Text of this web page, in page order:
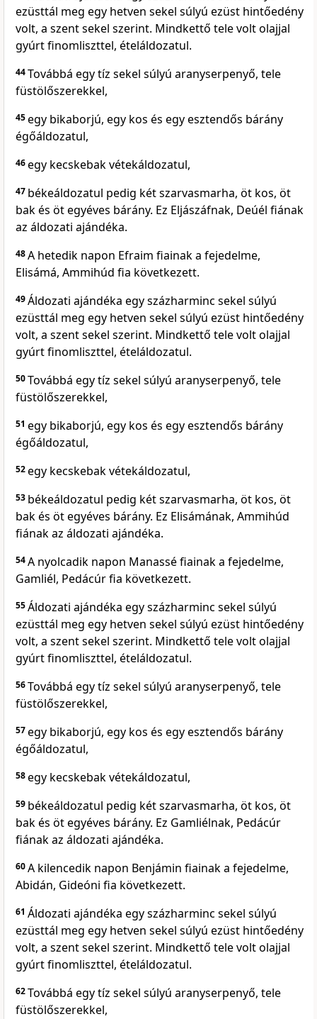
ezüsttál meg egy hetven sekel súlyú ezüst hintőedény
volt, a szent sekel szerint. Mindkettő tele volt olajjal
gyúrt finomliszttel, ételáldozatul.
44Továbbá egy tíz sekel súlyú aranyserpenyő, tele
füstölőszerekkel,
45egy bikaborjú, egy kos és egy esztendős bárány
égőáldozatul,
46egy kecskebak vétekáldozatul,
47 békeáldozatul pedig két szarvasmarha, öt kos, öt
bak és öt egyéves bárány. Ez Eljászáfnak, Deúél fiának
az áldozati ajándéka.
48A hetedik napon Efraim fiainak a fejedelme,
Elisámá, Ammihúd fia következett.
49Áldozati ajándéka egy százharminc sekel súlyú
ezüsttál meg egy hetven sekel súlyú ezüst hintőedény
volt, a szent sekel szerint. Mindkettő tele volt olajjal
gyúrt finomliszttel, ételáldozatul.
50Továbbá egy tíz sekel súlyú aranyserpenyő, tele
füstölőszerekkel,
51 egy bikaborjú, egy kos és egy esztendős bárány
égőáldozatul,
52egy kecskebak vétekáldozatul,
53 békeáldozatul pedig két szarvasmarha, öt kos, öt
bak és öt egyéves bárány. Ez Elisámának, Ammihúd
fiának az áldozati ajándéka.
54A nyolcadik napon Manassé fiainak a fejedelme,
Gamliél, Pedácúr fia következett.
55Áldozati ajándéka egy százharminc sekel súlyú
ezüsttál meg egy hetven sekel súlyú ezüst hintőedény
volt, a szent sekel szerint. Mindkettő tele volt olajjal
gyúrt finomliszttel, ételáldozatul.
56Továbbá egy tíz sekel súlyú aranyserpenyő, tele
füstölőszerekkel,
57egy bikaborjú, egy kos és egy esztendős bárány
égőáldozatul,
58egy kecskebak vétekáldozatul,
59 békeáldozatul pedig két szarvasmarha, öt kos, öt
bak és öt egyéves bárány. Ez Gamliélnak, Pedácúr
fiának az áldozati ajándéka.
60A kilencedik napon Benjámin fiainak a fejedelme,
Abidán, Gideóni fia következett.
61 Áldozati ajándéka egy százharminc sekel súlyú
ezüsttál meg egy hetven sekel súlyú ezüst hintőedény
volt, a szent sekel szerint. Mindkettő tele volt olajjal
gyúrt finomliszttel, ételáldozatul.
62Továbbá egy tíz sekel súlyú aranyserpenyő, tele
füstölőszerekkel,